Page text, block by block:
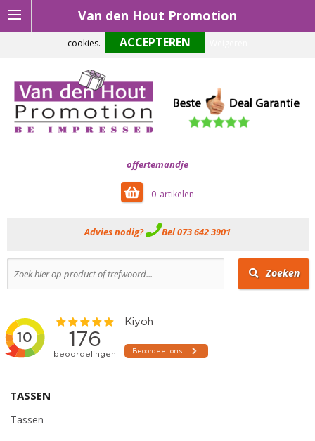
Van den Hout Promotion
offertemandje
0
Advies nodig? Bel 073 642 3901
Zoeken
TASSEN
Tassen
Om onze website optimaal te laten functioneren maken wij gebruik van
cookies.